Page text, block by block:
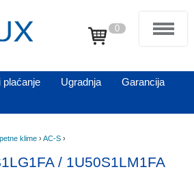
0
plaćanje Ugradnja
Garancija
klime ›AC-S ›
/ 1U50S1LM1FA